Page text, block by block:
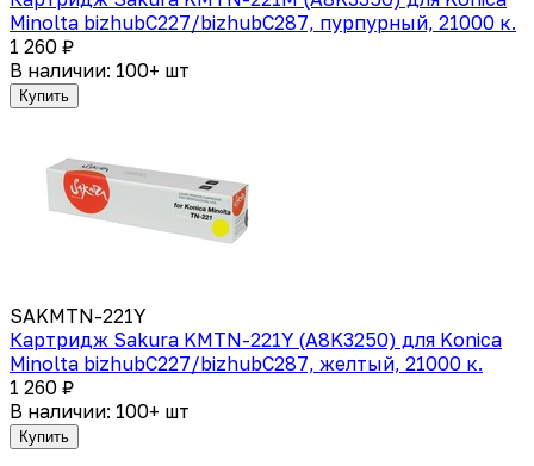
Minolta bizhubC227/bizhubC287, пурпурный, 21000 к.
1 260 ₽
В наличии: 100+ шт
Купить
SAKMTN-221Y
Картридж Sakura KMTN-221Y (A8K3250) для Konica
Minolta bizhubC227/bizhubC287, желтый, 21000 к.
1 260 ₽
В наличии: 100+ шт
Купить